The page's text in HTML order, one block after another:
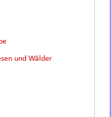
und Wälder